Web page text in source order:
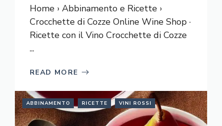
Home › Abbinamento e Ricette ›
Crocchette di Cozze Online Wine Shop ·
Ricette con il Vino Crocchette di Cozze
...
READ MORE
ABBINAMENTO RICETTE VINI ROSSI